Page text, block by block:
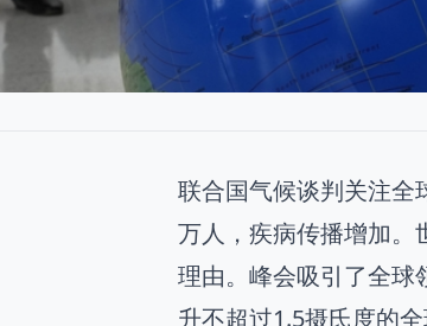
联合国气候谈判关注全
万人，疾病传播增加。
理由。峰会吸引了全球
升不超过1.5摄氏度的全